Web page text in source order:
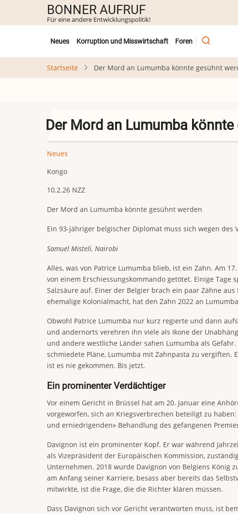
Inhalt
BONNER AUFRUF
Für eine andere Entwicklungspolitik!
Untermenü
Neues Korruption und Misswirtschaft Foren
Startseite Der Mord an Lumumba könnte gesühnt
Der Mord an Lumumba
Neues
Kongo
10.2.26 NZZ
Der Mord an Lumumba könnte gesühnt werden
Ein 93-jähriger belgischer Diplomat muss sich wegen
Samuel Misteli, Nairobi
Alles, was von Patrice Lumumba blieb, ist ein Zahn. Am
von einem Erschiessungskommando getötet. Einige
Salzsäure auf. Einer der Belgier brach ein paar Zähne
ehemalige Kolonialmacht, hat den Zahn 2022 an
Obwohl Patrice Lumumba nur kurz regierte und dann
und andernorts verehren ihn viele als Ikone der
und andere westliche Länder sahen Lumumba als
schmiedete Pläne, Lumumba mit Zahnpasta zu vergiften.
ist es nie gekommen. Bis jetzt.
Ein prominenter Verdächtiger
Vor einem Gericht in Brüssel hat am 20. Januar eine
vorgeworfen, sich an Kriegsverbrechen beteiligt zu
und erniedrigenden» Behandlung des gefangenen
Davignon ist ein prominenter Kopf. Er war während
als Vizepräsident der Europäischen Kommission,
Unternehmen. 2018 wurde Davignon von Belgiens
am Anfang seiner Karriere, besass aber bereits das
mitwirkte, ist die Frage, die die Richter klären müssen.
Dass Davignon sich vor Gericht verantworten muss, ist